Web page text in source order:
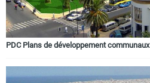
PDC Plans de développement communaux